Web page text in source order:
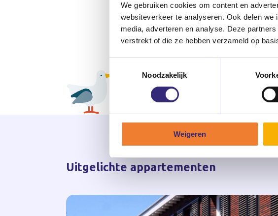
We gebruiken cookies om content en
websiteverkeer te analyseren. Ook delen
media, adverteren en analyse. Deze
verstrekt of die ze hebben verzameld op
Noodzakelijk
Weigeren
Uitgelichte appartementen